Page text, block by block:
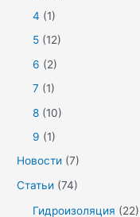
4 (1)
5 (12)
6 (2)
7 (1)
8 (10)
9 (1)
Новости (7)
Статьи (74)
Гидроизоляция (22)